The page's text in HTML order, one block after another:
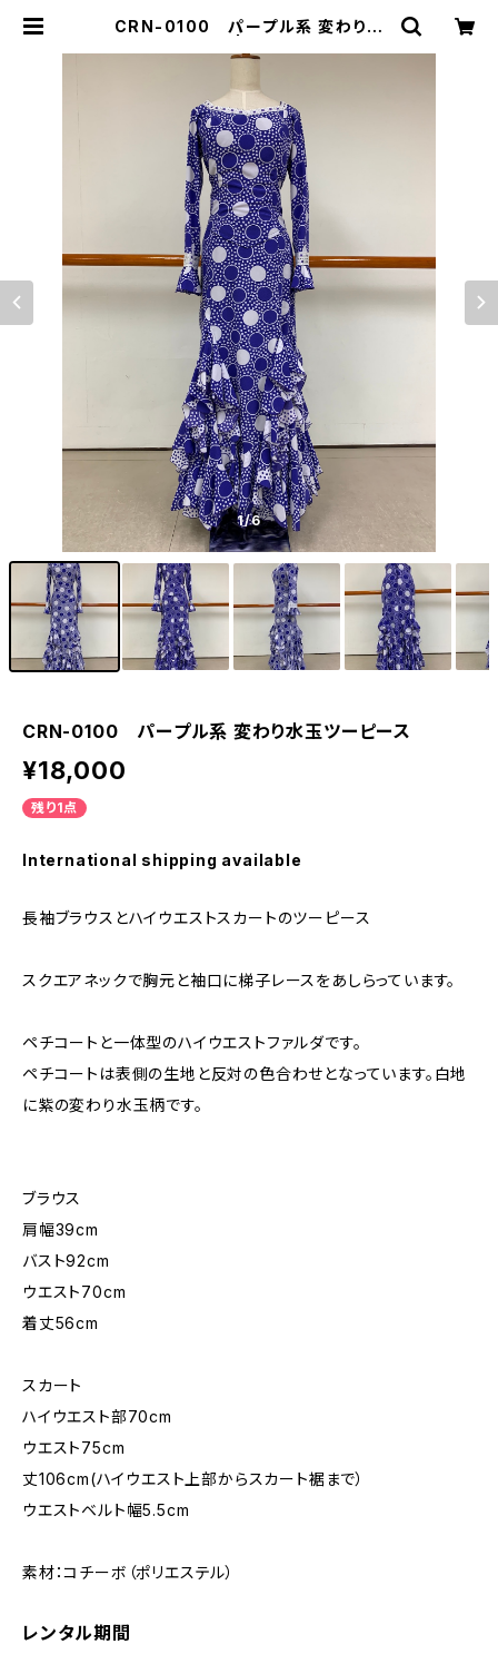
CRN-0100 パープル系 変わり水
1/6
CRN-0100 パープル系 変わり水玉ツーピース
¥18,000
残り1点
International shipping available
長袖ブラウスとハイウエストスカートのツーピース
スクエアネックで胸元と袖口に梯子レースをあしらっています。
ペチコートと一体型のハイウエストファルダです。
ペチコートは表側の生地と反対の色合わせとなっています。白地
に紫の変わり水玉柄です。
ブラウス
肩幅39cm
バスト92cm
ウエスト70cm
着丈56cm
スカート
ハイウエスト部70cm
ウエスト75cm
丈106cm(ハイウエスト上部からスカート裾まで）
ウエストベルト幅5.5cm
素材：コチーボ（ポリエステル）
レンタル期間